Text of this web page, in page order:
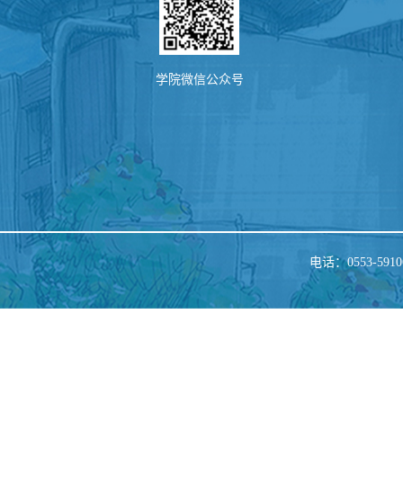
学院微信公众号
电话：0553-